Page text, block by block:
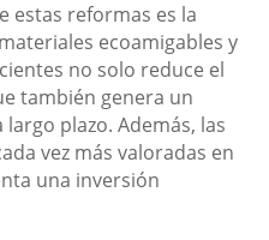
estas reformas es la
ecoamigables y
no solo reduce el
también genera un
plazo. Además, las
vez más valoradas en
una inversión